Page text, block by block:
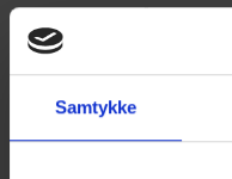
Samtykke
beskriver. Men så skal du
velbegrundet valg. Du
der viser sig problemer
Om Træinformations
Træinformations